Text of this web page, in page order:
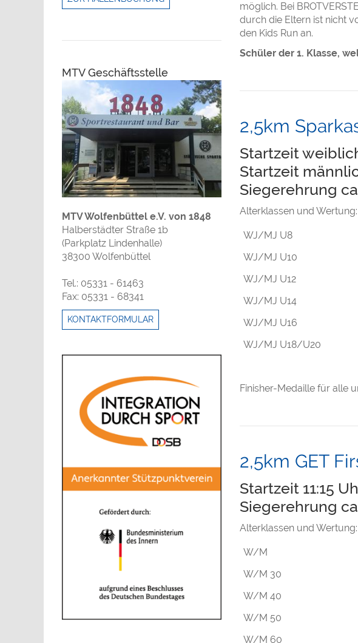
MTV Geschäftsstelle
MTV Wolfenbüttel e.V. von 1848
Halberstädter Straße 1b
(Parkplatz Lindenhalle)
38300 Wolfenbüttel
Tel.: 05331 - 61463
Fax: 05331 - 68341
KONTAKTFORMULAR
möglich. Bei
durch die Eltern ist nicht
den Kids Run an.
Schüler der 1. Klasse,
2,5km
Startzeit
Startzeit
Siegerehrung
Alterklassen und Wertung:
WJ/MJ U8
WJ/MJ U10
WJ/MJ U12
WJ/MJ U14
WJ/MJ U16
WJ/MJ U18/U20
Finisher-Medaille für alle
2,5km GET
Startzeit 11:15
Siegerehrung
Alterklassen und Wertung:
W/M
W/M 30
W/M 40
W/M 50
W/M 60